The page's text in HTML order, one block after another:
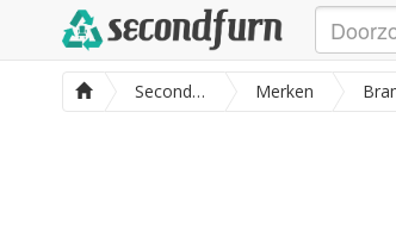
SecondFurn Merken